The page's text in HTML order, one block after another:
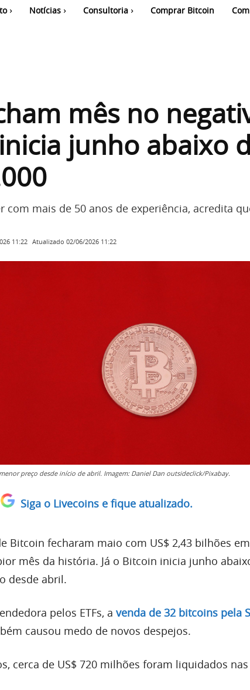
Notícias Consultoria Comprar Bitcoin
mês no
junho abaixo
com mais de 50 anos de experiência, acredita
11:22 Atualizado 02/06/2026 11:22
preço desde início de abril. Imagem: Daniel Dan outsideclick/Pixabay.
Siga o Livecoins e fique atualizado.
Bitcoin fecharam maio com US$ 2,43 bilhões
mês da história. Já o Bitcoin inicia junho
desde abril.
pelos ETFs, a venda de 32 bitcoins pela
causou medo de novos despejos.
cerca de US$ 720 milhões foram liquidados